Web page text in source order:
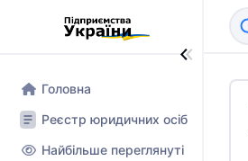
Головна
Реєстр юридичних осіб
Найбільше переглянуті